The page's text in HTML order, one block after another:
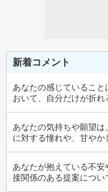
新着コメント
あなたの感じているこ
おいて、自分だけが折れ
あなたの気持ちや願望
に対する憧れや、甘やか
あなたが抱えている不
接関係のある提案につい